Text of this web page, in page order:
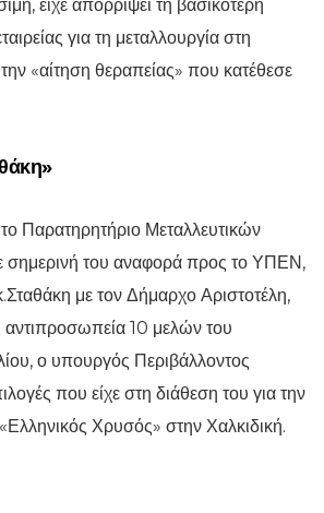
είχε απορρίψει τη βασικότερη
για τη μεταλλουργία στη
«αίτηση θεραπείας» που κατέθεσε
Παρατηρητήριο Μεταλλευτικών
σημερινή του αναφορά προς το ΥΠΕΝ,
με τον Δήμαρχο Αριστοτέλη,
10 μελών του
ο υπουργός Περιβάλλοντος
που είχε στη διάθεση του για την
Χρυσός» στην Χαλκιδική.